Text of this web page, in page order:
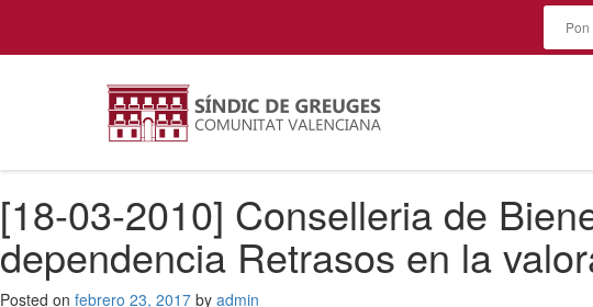
[18-03-2010] Conselleria de
dependencia Retrasos en la
Posted on febrero 23, 2017 by admin